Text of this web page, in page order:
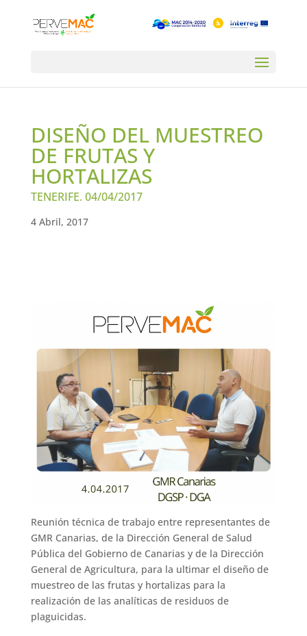
DISEÑO DEL MUESTREO
DE FRUTAS Y
HORTALIZAS
TENERIFE. 04/04/2017
4 Abril, 2017
Reunión técnica de trabajo entre representantes de
GMR Canarias, de la Dirección General de Salud
Pública del Gobierno de Canarias y de la Dirección
General de Agricultura, para la ultimar el diseño de
muestreo de las frutas y hortalizas para la
realización de las analíticas de residuos de
plaguicidas.